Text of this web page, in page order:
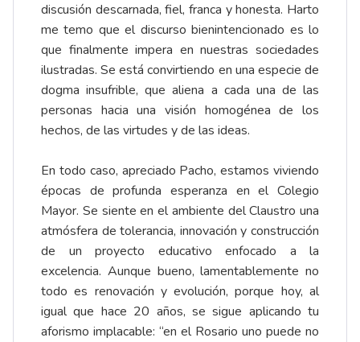
discusión descarnada, fiel, franca y honesta. Harto
me temo que el discurso bienintencionado es lo
que finalmente impera en nuestras sociedades
ilustradas. Se está convirtiendo en una especie de
dogma insufrible, que aliena a cada una de las
personas hacia una visión homogénea de los
hechos, de las virtudes y de las ideas.
En todo caso, apreciado Pacho, estamos viviendo
épocas de profunda esperanza en el Colegio
Mayor. Se siente en el ambiente del Claustro una
atmósfera de tolerancia, innovación y construcción
de un proyecto educativo enfocado a la
excelencia. Aunque bueno, lamentablemente no
todo es renovación y evolución, porque hoy, al
igual que hace 20 años, se sigue aplicando tu
aforismo implacable: “en el Rosario uno puede no